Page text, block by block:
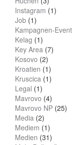
Instagram (1)
Job (1)
Kampagnen-Event
Kelag (1)
Key Area (7)
Kosovo (2)
Kroatien (1)
Kruscica (1)
Legal (1)
Mavrovo (4)
Mavrovo NP (25)
Media (2)
Mediem (1)
Medien (31)